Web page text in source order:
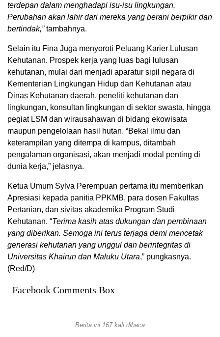
terdepan dalam menghadapi isu-isu lingkungan.
Perubahan akan lahir dari mereka yang berani berpikir dan
bertindak,”tambahnya.
Selain itu Fina Juga menyoroti Peluang Karier Lulusan
Kehutanan. Prospek kerja yang luas bagi lulusan
kehutanan, mulai dari menjadi aparatur sipil negara di
Kementerian Lingkungan Hidup dan Kehutanan atau
Dinas Kehutanan daerah, peneliti kehutanan dan
lingkungan, konsultan lingkungan di sektor swasta, hingga
pegiat LSM dan wirausahawan di bidang ekowisata
maupun pengelolaan hasil hutan. “Bekal ilmu dan
keterampilan yang ditempa di kampus, ditambah
pengalaman organisasi, akan menjadi modal penting di
dunia kerja,” jelasnya.
Ketua Umum Sylva Perempuan pertama itu memberikan
Apresiasi kepada panitia PPKMB, para dosen Fakultas
Pertanian, dan sivitas akademika Program Studi
Kehutanan. “Terima kasih atas dukungan dan pembinaan
yang diberikan. Semoga ini terus terjaga demi mencetak
generasi kehutanan yang unggul dan berintegritas di
Universitas Khairun dan Maluku Utara,” pungkasnya.
(Red/D)
Facebook Comments Box
Berita ini 167 kali dibaca